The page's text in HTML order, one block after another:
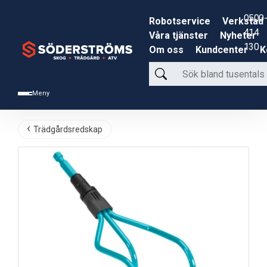
Meny
Robotservice
Verkstad
Våra tjänster
Nyheter
Om oss
Kundcenter
Sök
bland
produkter
0500-
414
130
Trädgårdsredskap